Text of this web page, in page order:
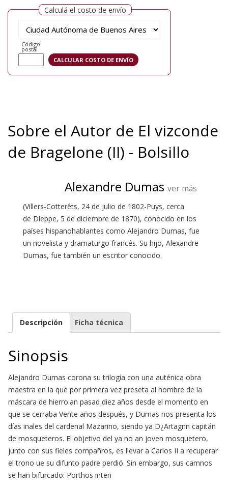
Calculá el costo de envío
Código
postal
Sobre el Autor de El vizconde
de Bragelone (II) - Bolsillo
Alexandre Dumas ver más
(Villers-Cotterêts, 24 de julio de 1802-Puys, cerca
de Dieppe, 5 de diciembre de 1870), conocido en los
países hispanohablantes como Alejandro Dumas, fue
un novelista y dramaturgo francés. Su hijo, Alexandre
Dumas, fue también un escritor conocido.
Descripción Ficha técnica
Sinopsis
Alejandro Dumas corona su trilogía con una auténica obra
maestra en la que por primera vez preseta al hombre de la
máscara de hierro.an pasad diez años desde el momento en
que se cerraba Vente años después, y Dumas nos presenta los
días inales del cardenal Mazarino, siendo ya D¿Artagnn capitán
de mosqueteros. El objetivo del ya no an joven mosquetero,
junto con sus fieles compañros, es llevar a Carlos II a recuperar
el trono ue su difunto padre perdió. Sin embargo, sus camnos
se han bifurcado: Porthos inten